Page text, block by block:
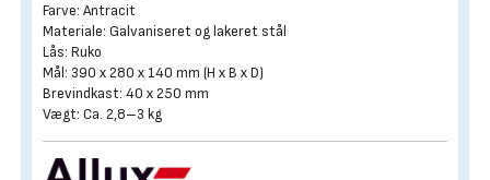
Farve: Antracit
Materiale: Galvaniseret og lakeret stål
Lås: Ruko
Mål: 390 x 280 x 140 mm (H x B x D)
Brevindkast: 40 x 250 mm
Vægt: Ca. 2,8–3 kg